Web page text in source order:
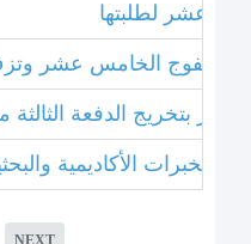
عشر لطلبتها
الفوج الخامس عشر
بتخريج الدفعة الثالثة
NEXT